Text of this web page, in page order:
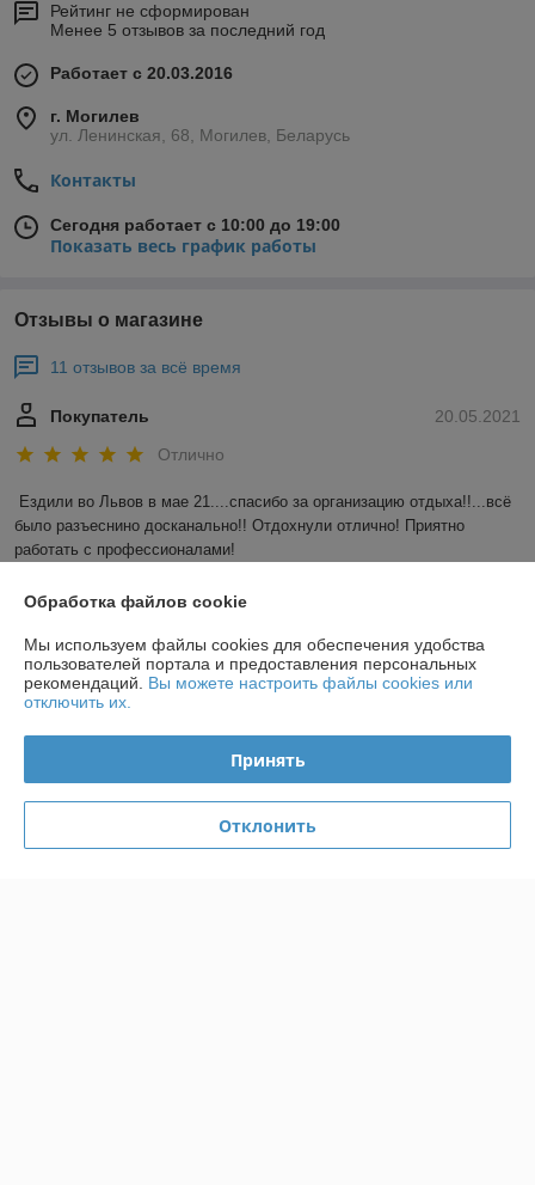
Рейтинг не сформирован
Менее 5 отзывов за последний год
Работает с 20.03.2016
г. Могилев
ул. Ленинская, 68, Могилев, Беларусь
Контакты
Сегодня работает с 10:00 до 19:00
Показать весь график работы
Отзывы о магазине
11 отзывов за всё время
20.05.2021
Покупатель
Отлично
Ездили во Львов в мае 21....спасибо за организацию отдыха!!...всё
было разъеснино досканально!! Отдохнули отлично! Приятно
работать с профессионалами!
Анна
Отлично
Качественное обслуживание, быстрота.
Обработка файлов cookie
Мы используем файлы cookies для обеспечения удобства
пользователей портала и предоставления персональных
рекомендаций. Вы можете настроить файлы cookies или
отключить их.
Принять
Отклонить